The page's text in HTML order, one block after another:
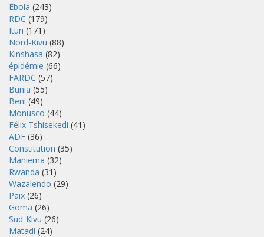
Ebola (243)
RDC (179)
Ituri (171)
Nord-Kivu (88)
Kinshasa (82)
épidémie (66)
FARDC (57)
Bunia (55)
Beni (49)
Monusco (44)
Félix Tshisekedi (41)
ADF (36)
Constitution (35)
Maniema (32)
Rwanda (31)
Wazalendo (29)
Paix (26)
Goma (26)
Sud-Kivu (26)
Matadi (24)